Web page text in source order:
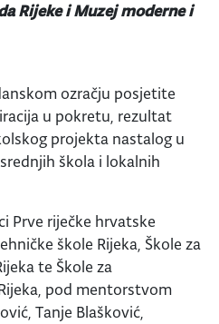
Rijeke i Muzej moderne i
ozračju posjetite
u pokretu, rezultat
projekta nastalog u
škola i lokalnih
Prve riječke hrvatske
škole Rijeka, Škole za
te Škole za
pod mentorstvom
Tanje Blašković,